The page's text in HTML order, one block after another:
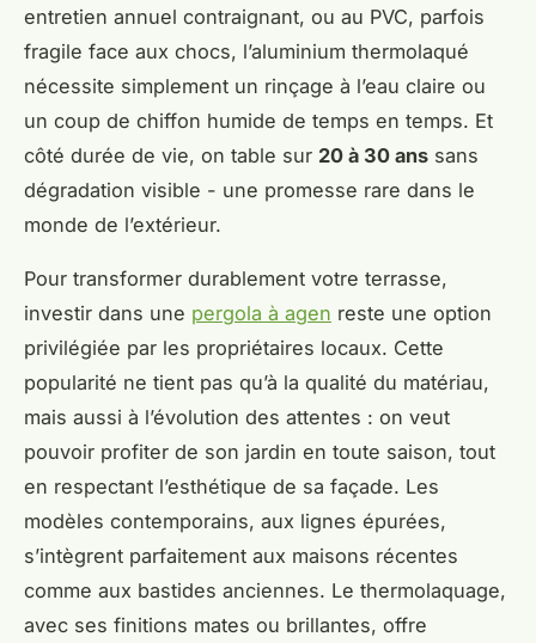
entretien annuel contraignant, ou au PVC, parfois
fragile face aux chocs, l’aluminium thermolaqué
nécessite simplement un rinçage à l’eau claire ou
un coup de chiffon humide de temps en temps. Et
côté durée de vie, on table sur 20 à 30 ans sans
dégradation visible - une promesse rare dans le
monde de l’extérieur.
Pour transformer durablement votre terrasse,
investir dans une pergola à agen reste une option
privilégiée par les propriétaires locaux. Cette
popularité ne tient pas qu’à la qualité du matériau,
mais aussi à l’évolution des attentes : on veut
pouvoir profiter de son jardin en toute saison, tout
en respectant l’esthétique de sa façade. Les
modèles contemporains, aux lignes épurées,
s’intègrent parfaitement aux maisons récentes
comme aux bastides anciennes. Le thermolaquage,
avec ses finitions mates ou brillantes, offre